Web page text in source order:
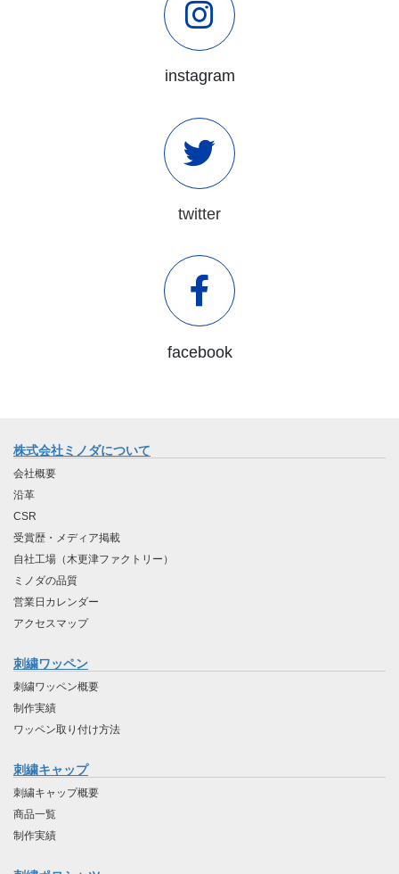
instagram
twitter
facebook
株式会社ミノダについて
会社概要
沿革
CSR
受賞歴・メディア掲載
自社工場（木更津ファクトリー）
ミノダの品質
営業日カレンダー
アクセスマップ
刺繍ワッペン
刺繍ワッペン概要
制作実績
ワッペン取り付け方法
刺繍キャップ
刺繍キャップ概要
商品一覧
制作実績